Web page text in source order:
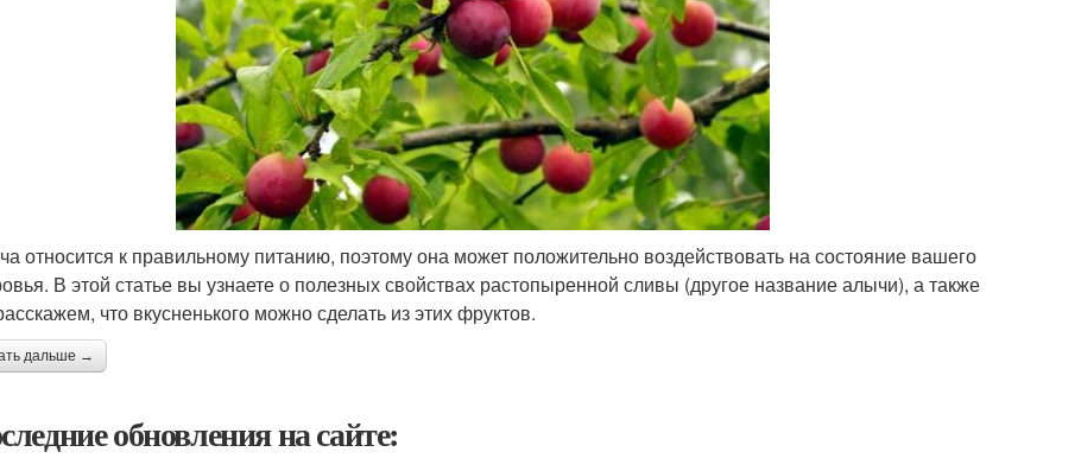
относится к правильному питанию, поэтому она может положительно воздействовать на состояние вашего
В этой статье вы узнаете о полезных свойствах растопыренной сливы (другое название алычи), а также
что вкусненького можно сделать из этих фруктов.
дальше →
обновления на сайте: